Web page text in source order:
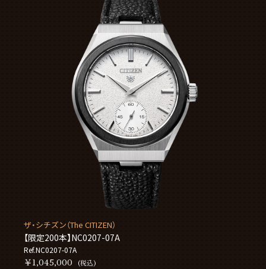
ザ・シチズン（The CITIZEN）
【限定200本】NC0207-07A
Ref.NC0207-07A
￥1,045,000 (税込)